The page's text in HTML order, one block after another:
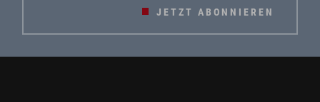
JETZT ABONNIEREN